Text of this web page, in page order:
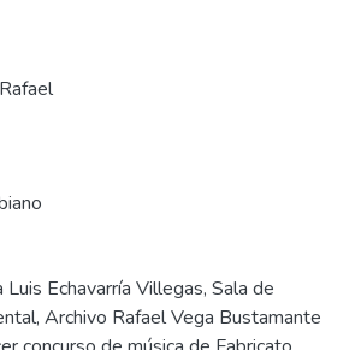
Echavarría Villegas, Sala de
Archivo Rafael Vega Bustamante